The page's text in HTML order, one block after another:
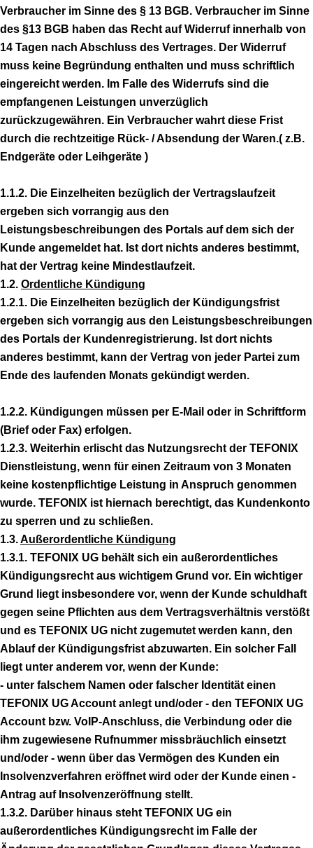
Verbraucher im Sinne des § 13 BGB. Verbraucher im Sinne
des §13 BGB haben das Recht auf Widerruf innerhalb von
14 Tagen nach Abschluss des Vertrages. Der Widerruf
muss keine Begründung enthalten und muss schriftlich
eingereicht werden. Im Falle des Widerrufs sind die
empfangenen Leistungen unverzüglich
zurückzugewähren. Ein Verbraucher wahrt diese Frist
durch die rechtzeitige Rück- / Absendung der Waren.( z.B.
Endgeräte oder Leihgeräte )
1.1.2. Die Einzelheiten bezüglich der Vertragslaufzeit
ergeben sich vorrangig aus den
Leistungsbeschreibungen des Portals auf dem sich der
Kunde angemeldet hat. Ist dort nichts anderes bestimmt,
hat der Vertrag keine Mindestlaufzeit.
1.2. Ordentliche Kündigung
1.2.1. Die Einzelheiten bezüglich der Kündigungsfrist
ergeben sich vorrangig aus den Leistungsbeschreibungen
des Portals der Kundenregistrierung. Ist dort nichts
anderes bestimmt, kann der Vertrag von jeder Partei zum
Ende des laufenden Monats gekündigt werden.
1.2.2. Kündigungen müssen per E-Mail oder in Schriftform
(Brief oder Fax) erfolgen.
1.2.3. Weiterhin erlischt das Nutzungsrecht der TEFONIX
Dienstleistung, wenn für einen Zeitraum von 3 Monaten
keine kostenpflichtige Leistung in Anspruch genommen
wurde. TEFONIX ist hiernach berechtigt, das Kundenkonto
zu sperren und zu schließen.
1.3.Außerordentliche Kündigung
1.3.1. TEFONIX UG behält sich ein außerordentliches
Kündigungsrecht aus wichtigem Grund vor. Ein wichtiger
Grund liegt insbesondere vor, wenn der Kunde schuldhaft
gegen seine Pflichten aus dem Vertragsverhältnis verstößt
und es TEFONIX UG nicht zugemutet werden kann, den
Ablauf der Kündigungsfrist abzuwarten. Ein solcher Fall
liegt unter anderem vor, wenn der Kunde:
- unter falschem Namen oder falscher Identität einen
TEFONIX UG Account anlegt und/oder - den TEFONIX UG
Account bzw. VoIP-Anschluss, die Verbindung oder die
ihm zugewiesene Rufnummer missbräuchlich einsetzt
und/oder - wenn über das Vermögen des Kunden ein
Insolvenzverfahren eröffnet wird oder der Kunde einen -
Antrag auf Insolvenzeröffnung stellt.
1.3.2. Darüber hinaus steht TEFONIX UG ein
außerordentliches Kündigungsrecht im Falle der